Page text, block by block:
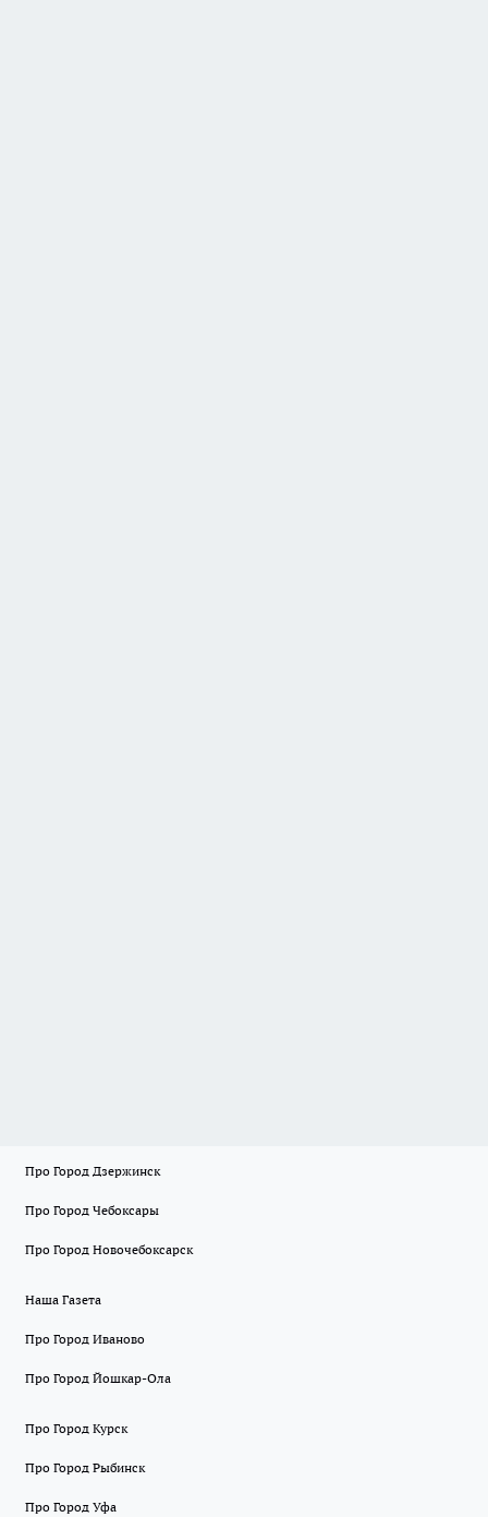
Про Город Дзержинск
Про Город Чебоксары
Про Город Новочебоксарск
Наша Газета
Про Город Иваново
Про Город Йошкар-Ола
Про Город Курск
Про Город Рыбинск
Про Город Уфа